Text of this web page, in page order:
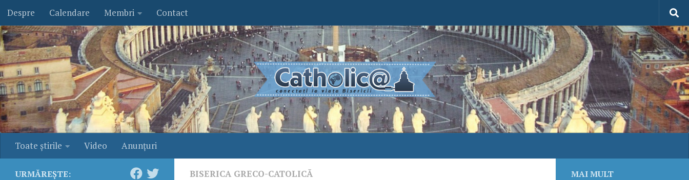
Skip to content
Despre Calendare Membri Contact
Toate ştirile Video Anunţuri
BISERICA GRECO-CATOLICĂ
URMĂREȘTE: MAI MULT